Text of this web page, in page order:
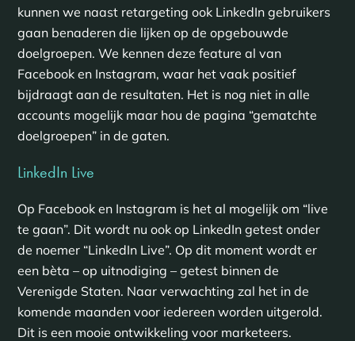
kunnen we naast retargeting ook LinkedIn gebruikers
gaan benaderen die lijken op de opgebouwde
doelgroepen. We kennen deze feature al van
Facebook en Instagram, waar het vaak positief
bijdraagt aan de resultaten. Het is nog niet in alle
accounts mogelijk maar hou de pagina “gematchte
doelgroepen” in de gaten.
LinkedIn Live
Op Facebook en Instagram is het al mogelijk om “live
te gaan”. Dit wordt nu ook op LinkedIn getest onder
de noemer “LinkedIn Live”. Op dit moment wordt er
een bèta – op uitnodiging – getest binnen de
Verenigde Staten. Naar verwachting zal het in de
komende maanden voor iedereen worden uitgerold.
Dit is een mooie ontwikkeling voor marketeers.